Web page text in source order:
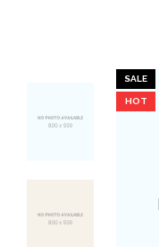
SALE
HOT